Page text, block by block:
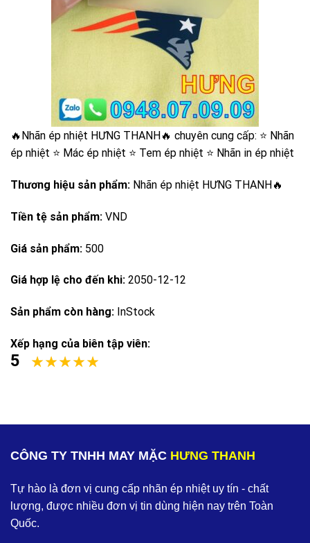
🔥Nhãn ép nhiệt HƯNG THANH🔥 chuyên cung cấp: ⭐️ Nhãn
ép nhiệt ⭐️ Mác ép nhiệt ⭐️ Tem ép nhiệt ⭐️ Nhãn in ép nhiệt
Thương hiệu sản phẩm: Nhãn ép nhiệt HƯNG THANH🔥
Tiền tệ sản phẩm: VND
Giá sản phẩm: 500
Giá hợp lệ cho đến khi: 2050-12-12
Sản phẩm còn hàng: InStock
Xếp hạng của biên tập viên:
5
CÔNG TY TNHH MAY MẶC HƯNG THANH
Tự hào là đơn vị cung cấp nhãn ép nhiệt uy tín - chất
lượng, được nhiều đơn vị tin dùng hiện nay trên Toàn
Quốc.